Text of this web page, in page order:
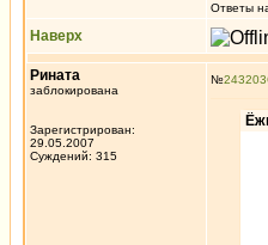
Ответы
Наверх
Рината
заблокирована
Зарегистрирован:
29.05.2007
Суждений: 315
№243203